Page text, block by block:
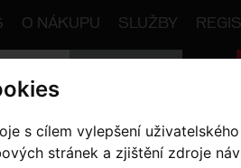
s cílem vylepšení
stránek a zjištění zdroje
O NÁKUPU SLUŽBY